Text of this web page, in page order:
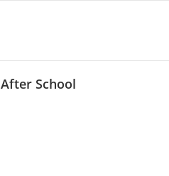
After School